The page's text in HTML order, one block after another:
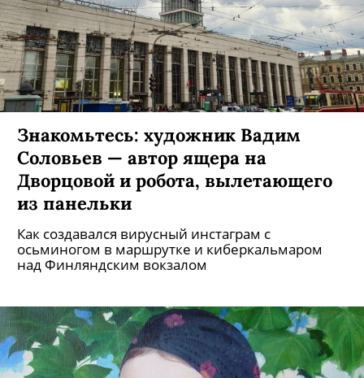
Соловьев — автор ящера на
Дворцовой и робота, вылетающего
из панельки